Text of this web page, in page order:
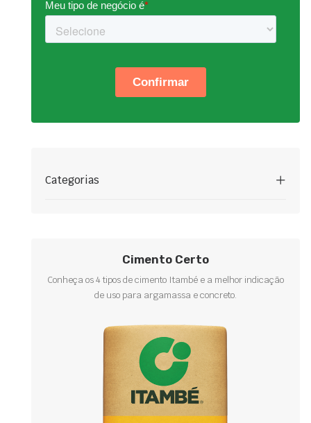
Categorias
Cimento Certo
Conheça os 4 tipos de cimento Itambé e a melhor indicação
de uso para argamassa e concreto.